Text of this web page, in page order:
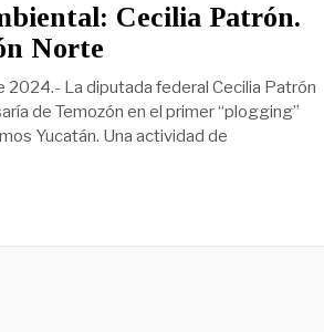
Cecilia Patrón.
Norte
2024.- La diputada federal Cecilia Patrón
de Temozón en el primer “plogging”
Yucatán. Una actividad de